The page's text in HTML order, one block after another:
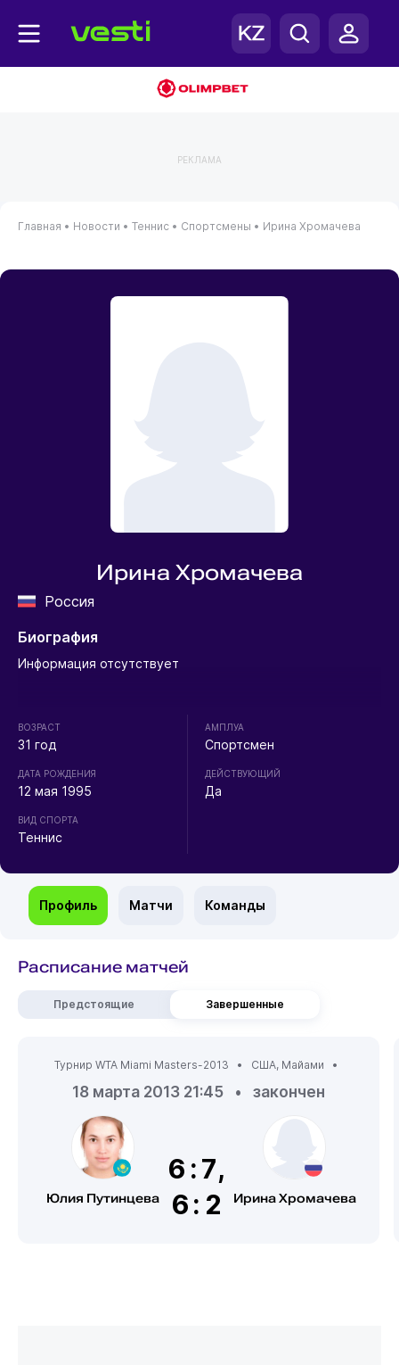
РЕКЛАМА
Главная • Новости • Теннис• Спортсмены • Ирина Хромачева
Ирина Хромачева
Россия
Биография
Информация отсутствует
ВОЗРАСТ
31 год
ДАТА РОЖДЕНИЯ
12 мая 1995
ВИД СПОРТА
Теннис
АМПЛУА
Спортсмен
ДЕЙСТВУЮЩИЙ
Да
Профиль Матчи Команды
Расписание матчей
Предстоящие Завершенные
Турнир WTA Miami Masters-2013 • США, Майами •
18 марта 2013 21:45 •закончен
Юлия Путинцева
6:7,
6:2
Ирина Хромачева